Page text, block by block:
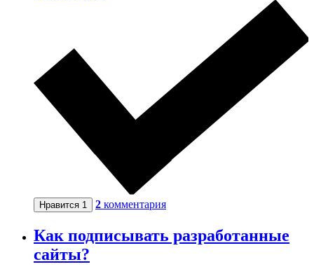
Нравится 1 2 комментария
Как подписывать разработанные
сайты?